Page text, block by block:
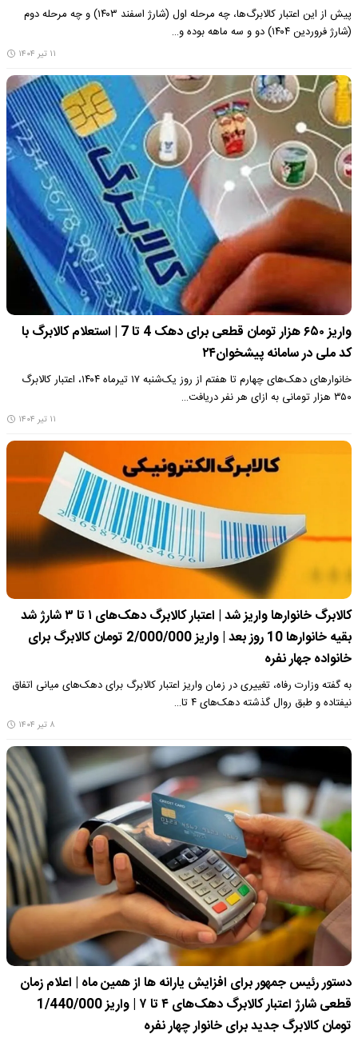
پیش از این اعتبار کالابرگ‌ها، چه مرحله اول (شارژ اسفند ۱۴۰۳) و چه مرحله دوم
(شارژ فروردین ۱۴۰۴) دو و سه ماهه بوده و…
۱۱ تیر ۱۴۰۴
واریز ۶۵۰ هزار تومان قطعی برای دهک 4 تا 7 | استعلام کالابرگ با
کد ملی در سامانه پیشخوان۲۴
خانوار‌های دهک‌های چهارم تا هفتم از روز یک‌شنبه ۱۷ تیرماه ۱۴۰۴، اعتبار کالابرگ
۳۵۰ هزار تومانی به ازای هر نفر دریافت…
۱۱ تیر ۱۴۰۴
کالابرگ خانوارها واریز شد | اعتبار کالابرگ دهک‌های ۱ تا ۳ شارژ شد
بقیه خانوارها 10 روز بعد | واریز 2/000/000 تومان کالابرگ برای
خانواده جهار نفره
به گفته وزارت رفاه، تغییری در زمان واریز اعتبار کالابرگ برای دهک‌های میانی اتفاق
نیفتاده و طبق روال گذشته دهک‌های ۴ تا…
۸ تیر ۱۴۰۴
دستور رئیس جمهور برای افزایش یارانه ها از همین ماه | اعلام زمان
قطعی شارژ اعتبار کالابرگ دهک‌های ۴ تا ۷ | واریز 1/440/000
تومان کالابرگ جدید برای خانوار چهار نفره